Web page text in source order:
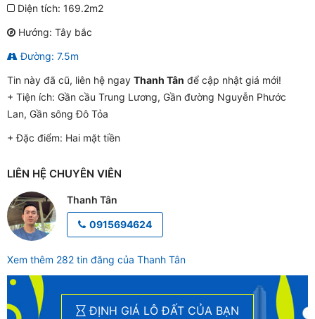
Diện tích: 169.2m2
Hướng: Tây bắc
Đường: 7.5m
Tin này đã cũ, liên hệ ngay Thanh Tân để cập nhật giá mới!
+ Tiện ích: Gần cầu Trung Lương, Gần đường Nguyễn Phước
Lan, Gần sông Đô Tỏa
+ Đặc điểm: Hai mặt tiền
LIÊN HỆ CHUYÊN VIÊN
Thanh Tân
0915694624
Xem thêm 282 tin đăng của Thanh Tân
ĐỊNH GIÁ LÔ ĐẤT CỦA BẠN